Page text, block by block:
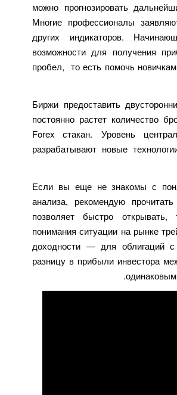
можно прогнозировать
Многие профессионалы
других индикаторов.
возможности для получения
пробел, то есть помочь
Биржи предоставить
постоянно растет количество
Forex стакан. Уровень
разрабатывают новые
Если вы еще не знакомы с
анализа, рекомендую
позволяет быстро
понимания ситуации на рынке
доходности — для облигаций
разницу в прибыли инвестора
одинаковым